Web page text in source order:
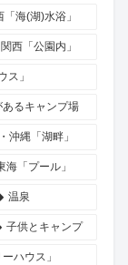
「海(湖)水浴」
関西「公園内」
ス」
あるキャンプ場
沖縄「湖畔」
海「プール」
温泉
子供とキャンプ
ハウス」